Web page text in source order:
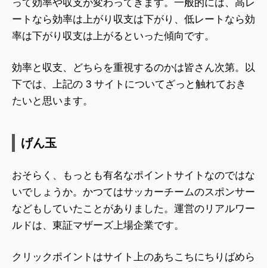
って効率や収支が変わってきます。一般的には、高レ
ートなら効率は上がり収支は下がり、低レートなら効
率は下がり収支は上がるといった傾向です。
効率と収支、どちらを重視するのかは皆さん次第。以
下では、上記の 3 サイトについてざっと触れておき
たいと思います。
げん玉
おそらく、もっとも有名なポイントサイトなのではな
いでしょうか。かつてはサッカーチームのスポンサー
などもしていたことがありました。運営のリアルワー
ルドは、東証マザーズ上場企業です。
クリックポイントはサイト上のあちこちにちりばめら